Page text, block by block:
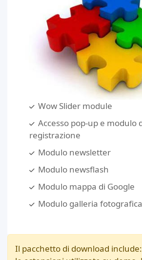
Wow Slider module
Accesso pop-up e modulo
registrazione
Modulo newsletter
Modulo newsflash
Modulo mappa di Google
Modulo galleria fotografica
Il pacchetto di download